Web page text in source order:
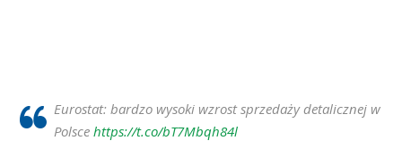
Eurostat: bardzo wysoki wzrost sprzedaży detalicznej w
Polsce https://t.co/bT7Mbqh84l